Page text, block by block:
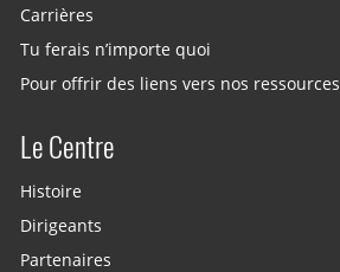
Carrières
Tu ferais n’importe quoi
Pour offrir des liens vers nos ressources
Le Centre
Histoire
Dirigeants
Partenaires